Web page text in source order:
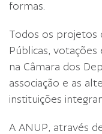
formas.
Todos os projetos
Públicas,
na Câmara dos
associação e as
instituições
A ANUP, através